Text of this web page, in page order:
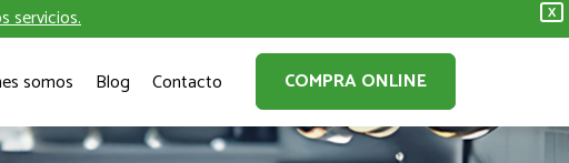
X
servicios.
somos Blog Contacto COMPRA ONLINE